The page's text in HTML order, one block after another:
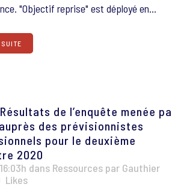
"Objectif reprise" est déployé en...
Résultats de l’enquête menée
des prévisionnistes
pour le deuxième
2020
dans Ressources par Gauthier
Likes